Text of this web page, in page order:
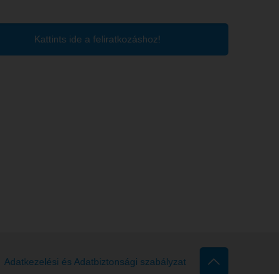
Kattints ide a feliratkozáshoz!
Adatkezelési és Adatbiztonsági szabályzat